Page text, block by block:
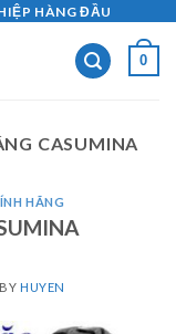
HÀNG ĐẦU
0
CASUMINA
HÃNG
BYHUYEN